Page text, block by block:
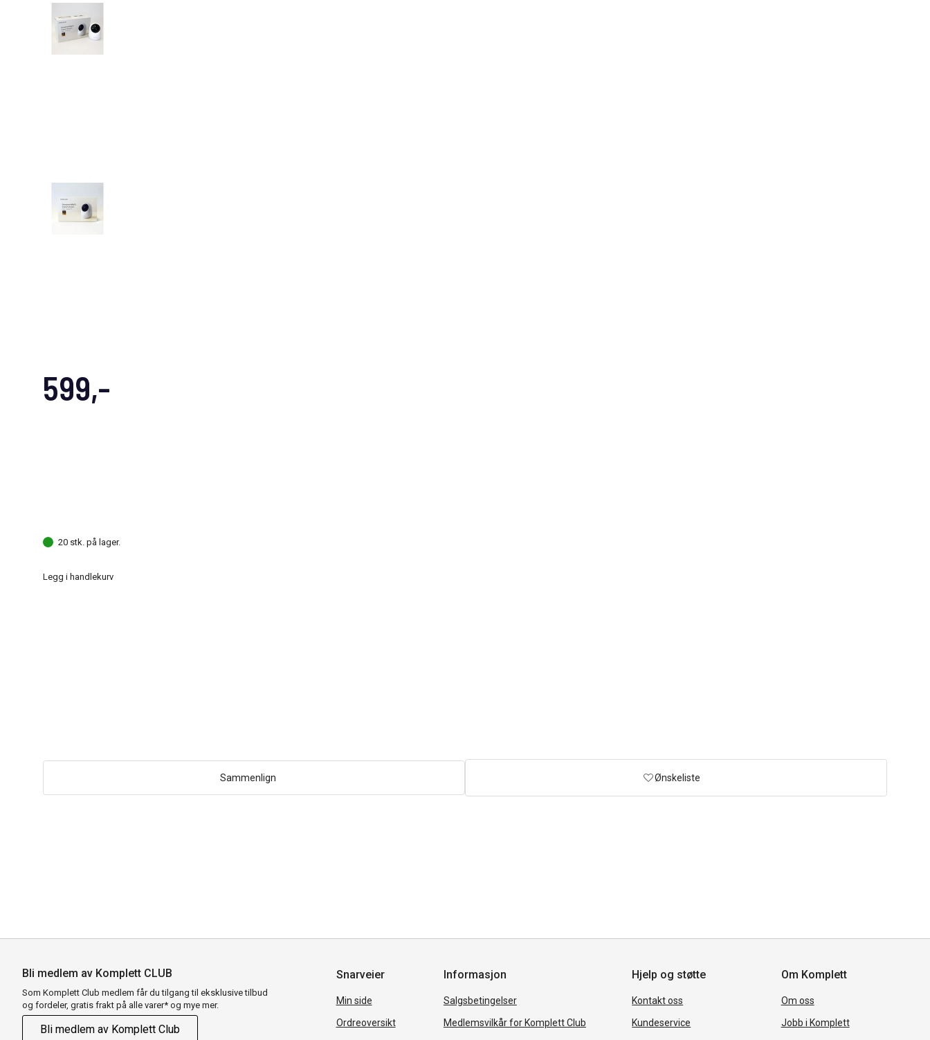
599,-
20 stk. på lager.
Legg i handlekurv
Sammenlign Ønskeliste
Bli medlem av Komplett CLUB
Som Komplett Club medlem får du tilgang til eksklusive tilbud
og fordeler, gratis frakt på alle varer* og mye mer.
Bli medlem av Komplett Club
Snarveier
Min side
Ordreoversikt
Informasjon
Salgsbetingelser
Medlemsvilkår for Komplett Club
Hjelp og støtte
Kontakt oss
Kundeservice
Om Komplett
Om oss
Jobb i Komplett